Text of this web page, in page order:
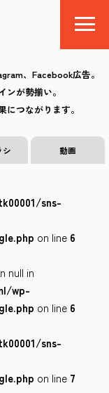
、Facebook広告。
が勢揃い。
つながります。
シ 動画
sns-
on line 6
null in
wp-
on line 6
sns-
on line 7